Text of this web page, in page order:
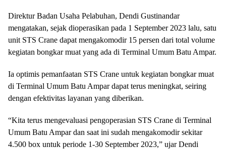
Direktur Badan Usaha Pelabuhan, Dendi Gustinandar
mengatakan, sejak dioperasikan pada 1 September 2023 lalu, satu
unit STS Crane dapat mengakomodir 15 persen dari total volume
kegiatan bongkar muat yang ada di Terminal Umum Batu Ampar.
Ia optimis pemanfaatan STS Crane untuk kegiatan bongkar muat
di Terminal Umum Batu Ampar dapat terus meningkat, seiring
dengan efektivitas layanan yang diberikan.
“Kita terus mengevaluasi pengoperasian STS Crane di Terminal
Umum Batu Ampar dan saat ini sudah mengakomodir sekitar
4.500 box untuk periode 1-30 September 2023,” ujar Dendi